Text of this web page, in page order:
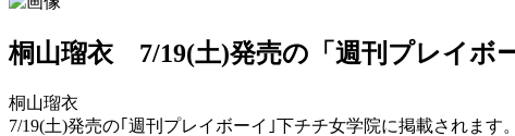
桐山瑠衣 7/19(土)発売の「週刊プレイボ
桐山瑠衣
7/19(土)発売の｢週刊プレイボーイ｣下チチ女学院に掲載されます。